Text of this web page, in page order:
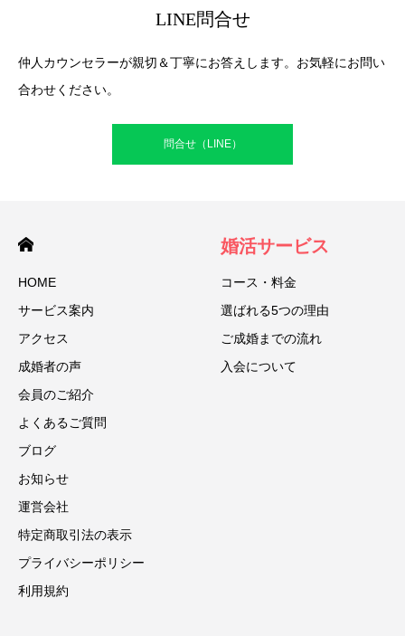
LINE問合せ
仲人カウンセラーが親切＆丁寧にお答えします。お気軽にお問い
合わせください。
問合せ（LINE）
HOME
サービス案内
アクセス
成婚者の声
会員のご紹介
よくあるご質問
ブログ
お知らせ
運営会社
特定商取引法の表示
プライバシーポリシー
利用規約
婚活サービス
コース・料金
選ばれる5つの理由
ご成婚までの流れ
入会について